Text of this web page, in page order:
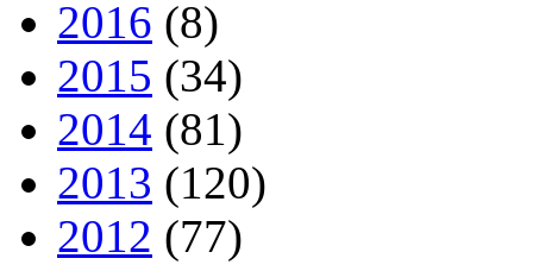
2016 (8)
2015 (34)
2014 (81)
2013 (120)
2012 (77)